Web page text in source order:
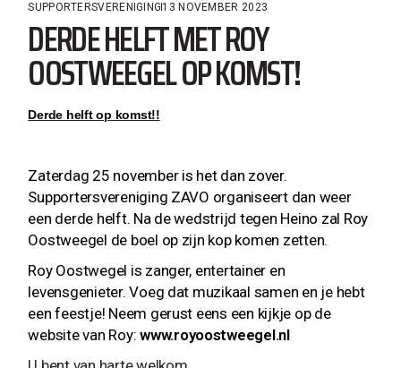
SUPPORTERSVERENIGING 13 NOVEMBER 2023
DERDE HELFT MET ROY
OOSTWEEGEL OP KOMST!
Derde helft op komst!!
Zaterdag 25 november is het dan zover.
Supportersvereniging ZAVO organiseert dan weer
een derde helft. Na de wedstrijd tegen Heino zal Roy
Oostweegel de boel op zijn kop komen zetten.
Roy Oostwegel is zanger, entertainer en
levensgenieter. Voeg dat muzikaal samen en je hebt
een feestje! Neem gerust eens een kijkje op de
website van Roy:www.royoostweegel.nl